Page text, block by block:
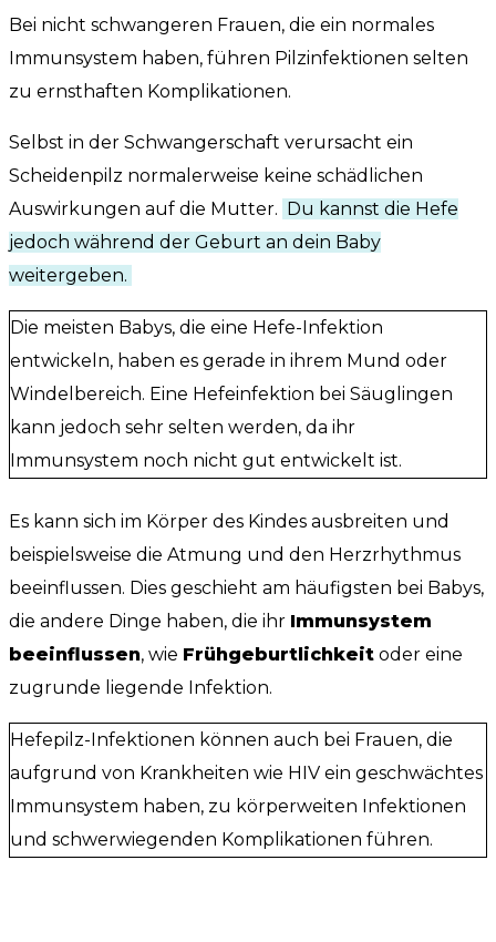
Bei nicht schwangeren Frauen, die ein normales
Immunsystem haben, führen Pilzinfektionen selten
zu ernsthaften Komplikationen.
Selbst in der Schwangerschaft verursacht ein
Scheidenpilz normalerweise keine schädlichen
Auswirkungen auf die Mutter. Du kannst die Hefe
jedoch während der Geburt an dein Baby
weitergeben.
Die meisten Babys, die eine Hefe-Infektion
entwickeln, haben es gerade in ihrem Mund oder
Windelbereich. Eine Hefeinfektion bei Säuglingen
kann jedoch sehr selten werden, da ihr
Immunsystem noch nicht gut entwickelt ist.
Es kann sich im Körper des Kindes ausbreiten und
beispielsweise die Atmung und den Herzrhythmus
beeinflussen. Dies geschieht am häufigsten bei Babys,
die andere Dinge haben, die ihr Immunsystem
beeinflussen, wie Frühgeburtlichkeit oder eine
zugrunde liegende Infektion.
Hefepilz-Infektionen können auch bei Frauen, die
aufgrund von Krankheiten wie HIV ein geschwächtes
Immunsystem haben, zu körperweiten Infektionen
und schwerwiegenden Komplikationen führen.